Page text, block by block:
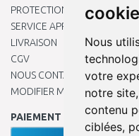
Nous
votre
notre
contenu
ciblées,
PROTECTION DES DONNÉES
SERVICE APRÈS-VENTE
LIVRAISON
CGV
NOUS CONTACTER
MODIFIER MES
PAIEMENT EN LIGNE